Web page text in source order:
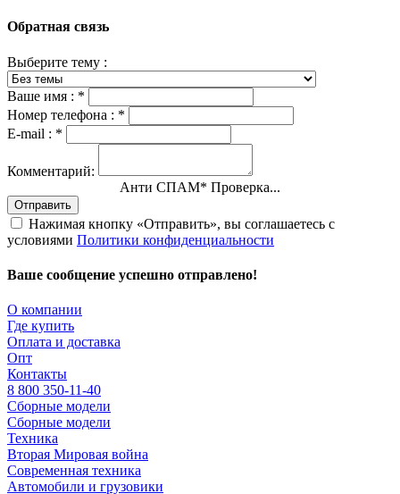
Обратная связь
Выберите тему :
Ваше имя : *
Номер телефона : *
E-mail : *
Комментарий:
Анти СПАМ* Проверка...
Отправить
Нажимая кнопку «Отправить», вы соглашаетесь с
условиями Политики конфиденциальности
Ваше сообщение успешно отправлено!
О компании
Где купить
Оплата и доставка
Опт
Контакты
8 800 350-11-40
Сборные модели
Сборные модели
Техника
Вторая Мировая война
Современная техника
Автомобили и грузовики